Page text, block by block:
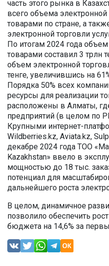
часть этого рынка в
всего объема
товарами по стране, а
электронной торговли
По итогам 2024 года
товарами составил 3 трлн
объем электронной
тенге, увеличившись на
Порядка 50% всех
ресурсы для реализации
расположены в Алматы,
предприятий (в целом по
Крупными интернет-
Wildberries.kz, Aviata.kz,
декабре 2024 года ТОО
Kazakhstan» ввело в
мощностью до 18 тыс.
потенциал для
дальнейшего роста
В целом, динамичное
позволило обеспечить
бюджета на 14,6% за